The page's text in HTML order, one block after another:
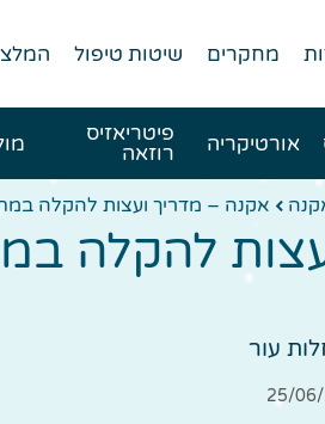
מחקרים שיטות טיפול
אורטיקריה
פיטריאזיס
רוזאה
אקנה – מדריך ועצות להקלה
להקלה
עור